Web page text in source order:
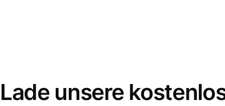
Lade unsere